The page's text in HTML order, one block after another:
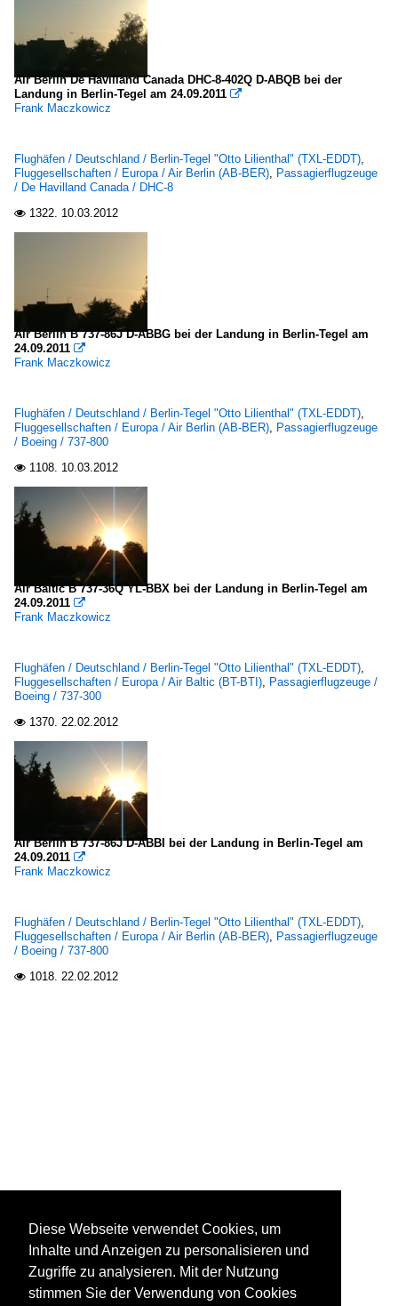
Air Berlin De Havilland Canada DHC-8-402Q D-ABQB bei der
Landung in Berlin-Tegel am 24.09.2011 
Frank Maczkowicz
Flughäfen / Deutschland / Berlin-Tegel "Otto Lilienthal" (TXL-EDDT),
Fluggesellschaften / Europa / Air Berlin (AB-BER), Passagierflugzeuge
/ De Havilland Canada / DHC-8
 1322. 10.03.2012
Air Berlin B 737-86J D-ABBG bei der Landung in Berlin-Tegel am
24.09.2011 
Frank Maczkowicz
Flughäfen / Deutschland / Berlin-Tegel "Otto Lilienthal" (TXL-EDDT),
Fluggesellschaften / Europa / Air Berlin (AB-BER), Passagierflugzeuge
/ Boeing / 737-800
 1108. 10.03.2012
Air Baltic B 737-36Q YL-BBX bei der Landung in Berlin-Tegel am
24.09.2011 
Frank Maczkowicz
Flughäfen / Deutschland / Berlin-Tegel "Otto Lilienthal" (TXL-EDDT),
Fluggesellschaften / Europa / Air Baltic (BT-BTI), Passagierflugzeuge /
Boeing / 737-300
 1370. 22.02.2012
Air Berlin B 737-86J D-ABBI bei der Landung in Berlin-Tegel am
24.09.2011 
Frank Maczkowicz
Flughäfen / Deutschland / Berlin-Tegel "Otto Lilienthal" (TXL-EDDT),
Fluggesellschaften / Europa / Air Berlin (AB-BER), Passagierflugzeuge
/ Boeing / 737-800
 1018. 22.02.2012
Diese Webseite verwendet Cookies, um
Inhalte und Anzeigen zu personalisieren und
Zugriffe zu analysieren. Mit der Nutzung
stimmen Sie der Verwendung von Cookies